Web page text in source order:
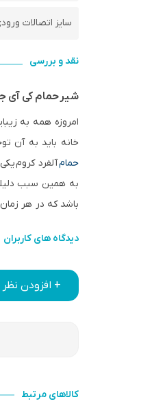
سایز اتصالات
نقد و بررسی
شیر حمام کی آی
امروزه همه به
خانه باید به آن
حمامآلفرد کروم
به همین سبب
باشد که در هر
دیدگاه های کاربران
+ افزودن نظر
کالاهای مرتبط